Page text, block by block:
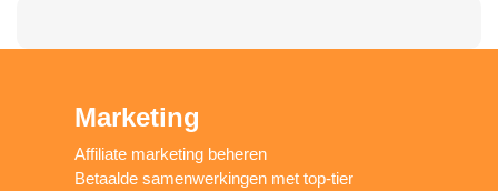
Marketing
Affiliate marketing beheren
Betaalde samenwerkingen met top-tier